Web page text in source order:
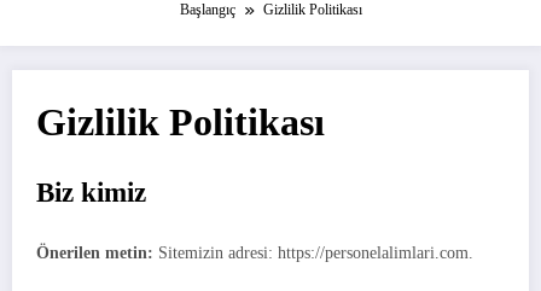
Başlangıç Gizlilik Politikası
Gizlilik Politikası
Biz kimiz
Önerilen metin: Sitemizin adresi: https://personelalimlari.com.